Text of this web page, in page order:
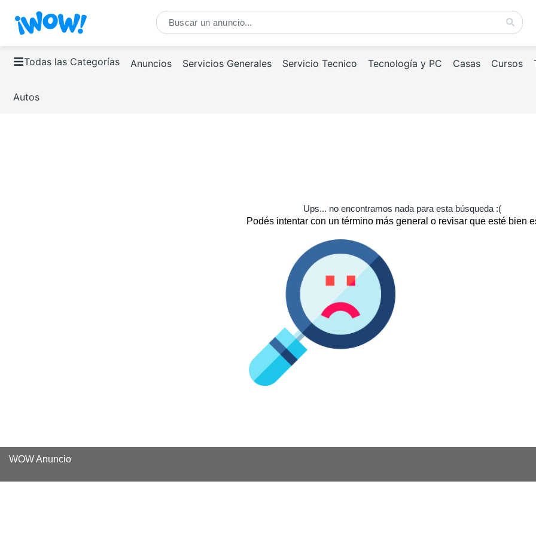
Todas las Categorías Anuncios Servicios Generales Servicio Tecnico Tecnología y PC Casas Cursos
Autos
Ups... no encontramos nada para esta búsqueda :(
Podés intentar con un término más general o revisar que esté bien
WOW Anuncio